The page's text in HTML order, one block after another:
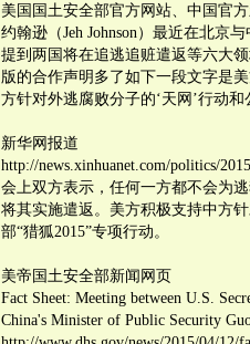
美国国土安全部官方网站、中国官
约翰逊（Jeh Johnson）最近在北京
提到两国将在追逃追赃遣返等六大
版的合作声明多了如下一段文字是
方针对外逃腐败分子的‘天网’行动和
新华网报道
http://news.xinhuanet.com/politics/
会上双方表示，任何一方都不会为
将其实施遣返。美方积极支持中方
部“猎狐2015”专项行动。
美帝国土安全部新闻网页
Fact Sheet: Meeting between U.S.
China's Minister of Public Security